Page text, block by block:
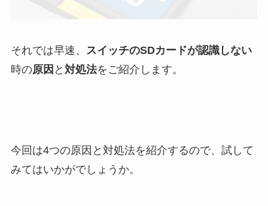
それでは早速、 スイッチのSDカードが認識しない
時の原因 と 対処法をご紹介します。
今回は4つの原因と対処法を紹介するので、試して
みてはいかがでしょうか。